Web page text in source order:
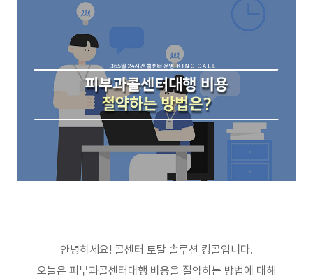
안녕하세요! 콜센터 토탈 솔루션 킹콜입니다.
오늘은 피부과콜센터대행 비용을 절약하는 방법에 대해